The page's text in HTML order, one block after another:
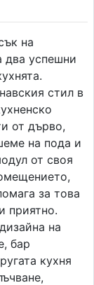
на
два успешни
стил в
от дърво,
на пода и
от своя
за това
приятно.
на
бар
кухня